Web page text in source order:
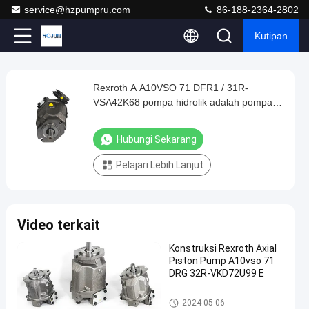
service@hzpumpru.com 86-188-2364-2802
Kutipan
Play
Video
Rexroth
A10VSO
VSA42K68
hidrolik
adalah
pompa
Rexroth A A10VSO 71 DFR1 / 31R-
VSA42K68 pompa hidrolik adalah pompa
dengan luar biasa
Hubungi Sekarang
Pelajari Lebih Lanjut
Video terkait
Konstruksi Rexroth Axial
Piston Pump A10vso 71
DRG 32R-VKD72U99 E
Pompa hidraulik Rexroth
2024-05-06